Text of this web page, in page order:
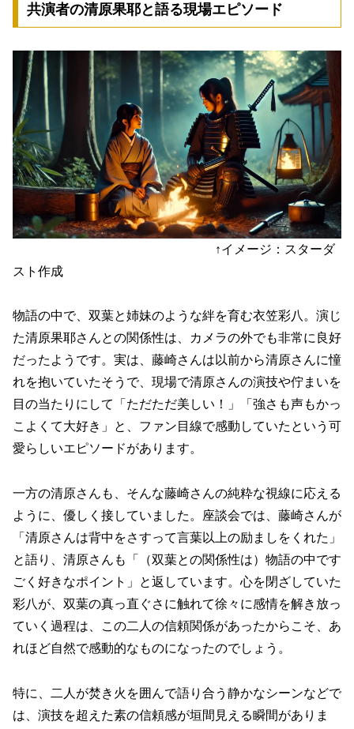
共演者の清原果耶と語る現場エピソード
↑イメージ：スターダ
スト作成
物語の中で、双葉と姉妹のような絆を育む衣笠彩八。演じ
た清原果耶さんとの関係性は、カメラの外でも非常に良好
だったようです。実は、藤崎さんは以前から清原さんに憧
れを抱いていたそうで、現場で清原さんの演技や佇まいを
目の当たりにして「ただただ美しい！」「強さも声もかっ
こよくて大好き」と、ファン目線で感動していたという可
愛らしいエピソードがあります。
一方の清原さんも、そんな藤崎さんの純粋な視線に応える
ように、優しく接していました。座談会では、藤崎さんが
「清原さんは背中をさすって言葉以上の励ましをくれた」
と語り、清原さんも「（双葉との関係性は）物語の中です
ごく好きなポイント」と返しています。心を閉ざしていた
彩八が、双葉の真っ直ぐさに触れて徐々に感情を解き放っ
ていく過程は、この二人の信頼関係があったからこそ、あ
れほど自然で感動的なものになったのでしょう。
特に、二人が焚き火を囲んで語り合う静かなシーンなどで
は、演技を超えた素の信頼感が垣間見える瞬間がありま